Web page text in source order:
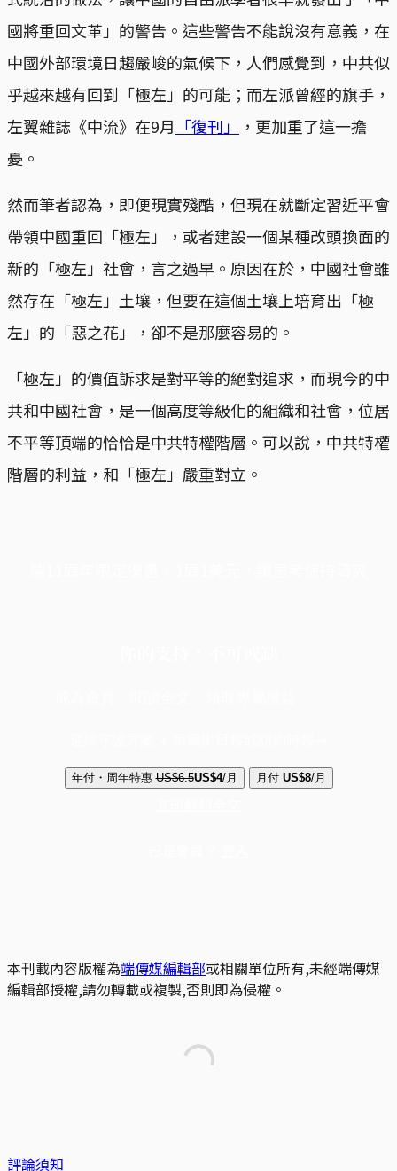
國將重回文革」的警告。這些警告不能說沒有意義，在
中國外部環境日趨嚴峻的氣候下，人們感覺到，中共似
乎越來越有回到「極左」的可能；而左派曾經的旗手，
左翼雜誌《中流》在9月 「復刊」
，更加重了這一擔
憂。
然而筆者認為，即便現實殘酷，但現在就斷定習近平會
帶領中國重回「極左」，或者建設一個某種改頭換面的
新的「極左」社會，言之過早。原因在於，中國社會雖
然存在「極左」土壤，但要在這個土壤上培育出「極
左」的「惡之花」，卻不是那麼容易的。
「極左」的價值訴求是對平等的絕對追求，而現今的中
共和中國社會，是一個高度等級化的組織和社會，位居
不平等頂端的恰恰是中共特權階層。可以說，中共特權
階層的利益，和「極左」嚴重對立。
年付・周年特惠 US$6.5US$4/月 月付 US$8/月
本刊載內容版權為端傳媒編輯部或相關單位所有,未經端傳媒
編輯部授權,請勿轉載或複製,否則即為侵權。
評論須知